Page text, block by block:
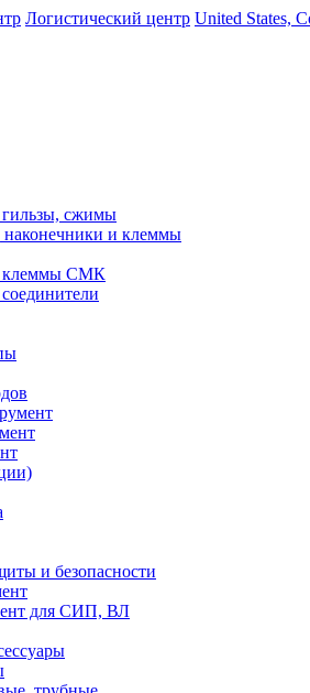
Логистический центр United States,
гильзы, сжимы
и клеммы
клеммы СМК
и безопасности
для СИП, ВЛ